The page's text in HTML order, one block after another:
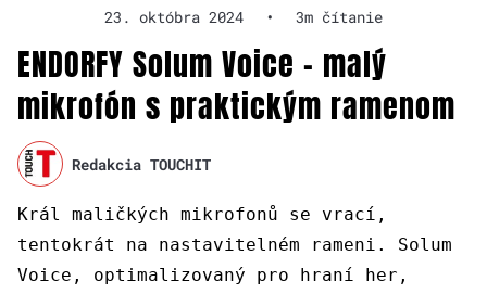
23. októbra 2024 • 3m čítanie
ENDORFY Solum Voice – malý
mikrofón s praktickým ramenom
Redakcia TOUCHIT
Král maličkých mikrofonů se vrací,
tentokrát na nastavitelném rameni. Solum
Voice, optimalizovaný pro hraní her,